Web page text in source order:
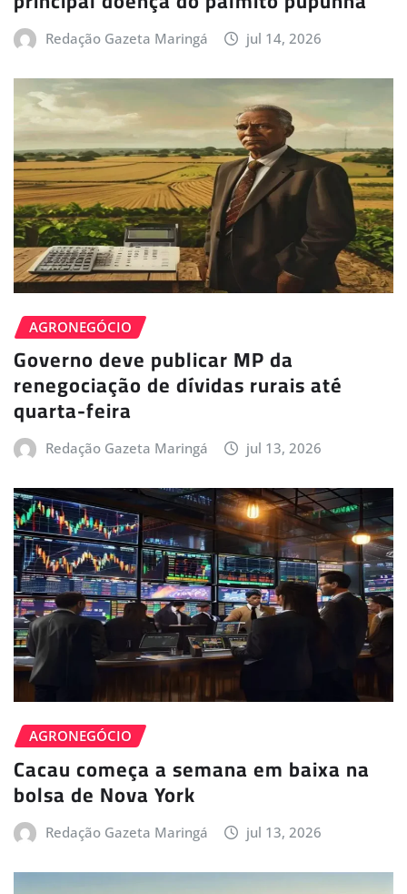
Redação Gazeta Maringá jul 14, 2026
AGRONEGÓCIO
Governo deve publicar MP da
renegociação de dívidas rurais até
quarta-feira
Redação Gazeta Maringá jul 13, 2026
AGRONEGÓCIO
Cacau começa a semana em baixa na
bolsa de Nova York
Redação Gazeta Maringá jul 13, 2026